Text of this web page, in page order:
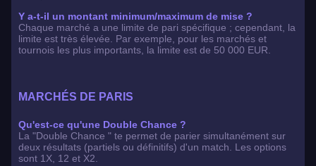
Y a-t-il un montant minimum/maximum de mise ?
Chaque marché a une limite de pari spécifique ; cependant, la
limite est très élevée. Par exemple, pour les marchés et
tournois les plus importants, la limite est de 50 000 EUR.
MARCHÉS DE PARIS
Qu'est-ce qu'une Double Chance ?
La "Double Chance " te permet de parier simultanément sur
deux résultats (partiels ou définitifs) d'un match. Les options
sont 1X, 12 et X2.